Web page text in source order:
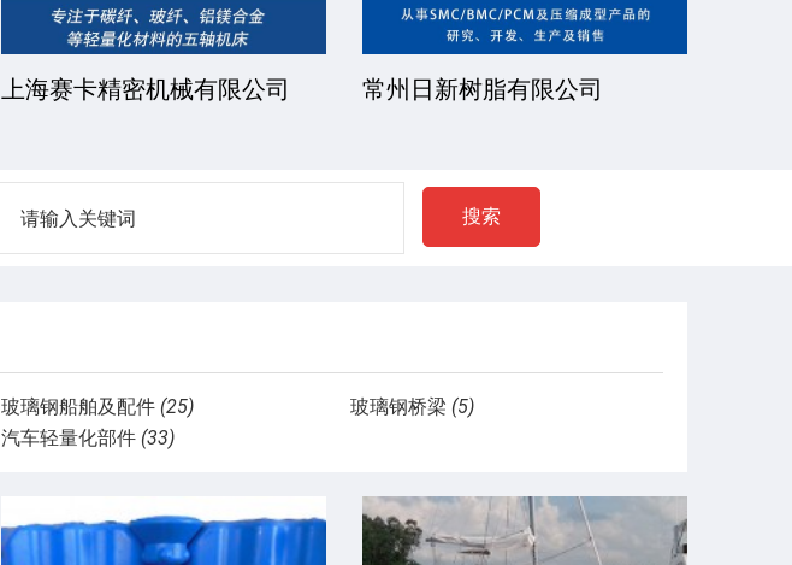
上海赛卡精密机械有限公司 常州日新树脂有限公司
搜索
玻璃钢船舶及配件 (25) 玻璃钢桥梁 (5)
汽车轻量化部件 (33)